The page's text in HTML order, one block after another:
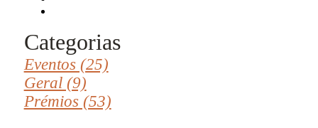
Categorias
Eventos (25)
Geral (9)
Prémios (53)